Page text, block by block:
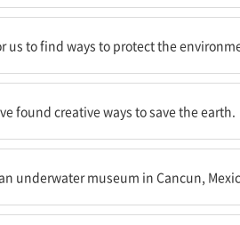
us to find ways to protect the
found creative ways to save the earth.
underwater museum in Cancun,